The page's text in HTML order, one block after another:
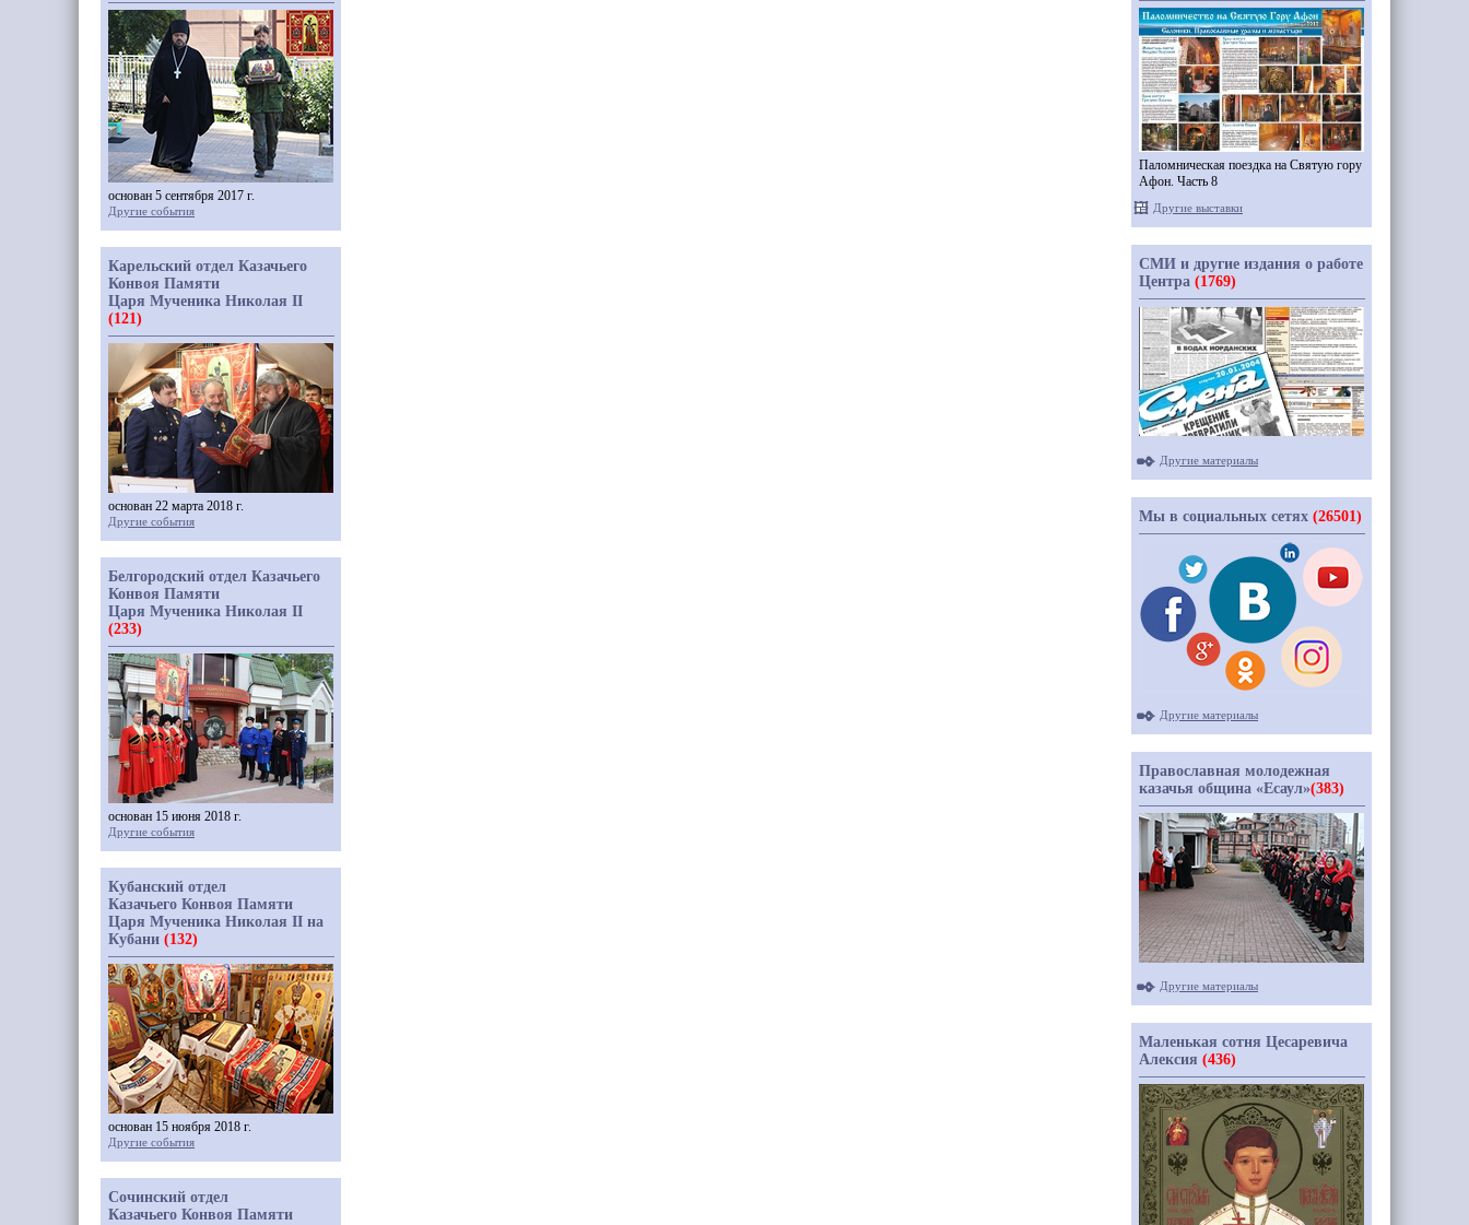
основан 5 сентября 2017 г.
Другие события
Карельский отдел Казачьего
Конвоя Памяти
Царя Мученика Николая II
(121)
основан 22 марта 2018 г.
Другие события
Белгородский отдел Казачьего
Конвоя Памяти
Царя Мученика Николая II
(233)
основан 15 июня 2018 г.
Другие события
Кубанский отдел
Казачьего Конвоя Памяти
Царя Мученика Николая II на
Кубани (132)
основан 15 ноября 2018 г.
Другие события
Сочинский отдел
Казачьего Конвоя Памяти
Паломническая поездка на Святую гору
Афон. Часть 8
Другие выставки
СМИ и другие издания о работе
Центра (1769)
Другие материалы
Мы в социальных сетях (26501)
Другие материалы
Православная молодежная
казачья община «Есаул»(383)
Другие материалы
Маленькая сотня Цесаревича
Алексия (436)